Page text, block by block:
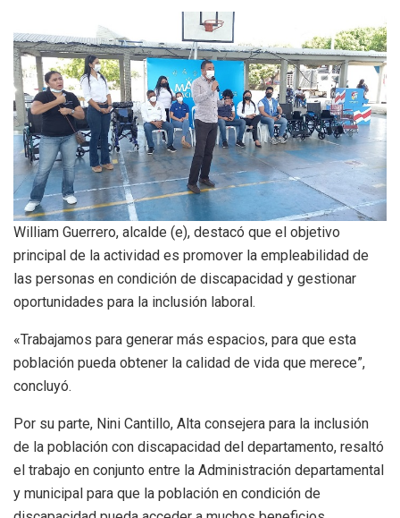
William Guerrero, alcalde (e), destacó que el objetivo
principal de la actividad es promover la empleabilidad de
las personas en condición de discapacidad y gestionar
oportunidades para la inclusión laboral.
«Trabajamos para generar más espacios, para que esta
población pueda obtener la calidad de vida que merece”,
concluyó.
Por su parte, Nini Cantillo, Alta consejera para la inclusión
de la población con discapacidad del departamento, resaltó
el trabajo en conjunto entre la Administración departamental
y municipal para que la población en condición de